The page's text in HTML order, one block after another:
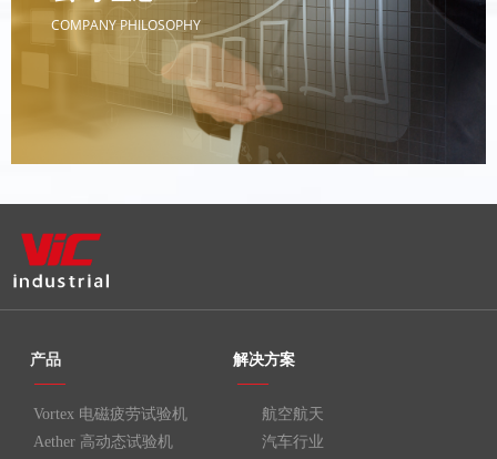
COMPANY PHILOSOPHY
公司理念
COMPANY PHILOSOPHY
产品
——
Vortex 电磁疲劳试验机
Aether 高动态试验机
航空航天
汽车行业
解决方案
——